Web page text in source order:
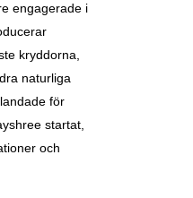
engagerade i
kryddorna,
naturliga
för
startat,
och